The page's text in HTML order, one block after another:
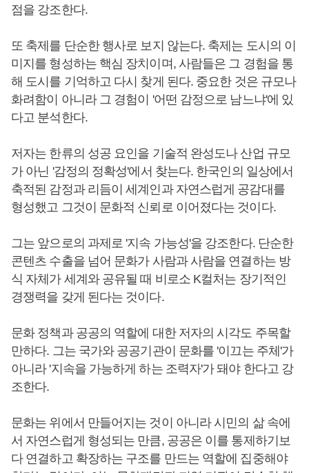
점을 강조한다.
또 축제를 단순한 행사로 보지 않는다. 축제는 도시의 이
미지를 형성하는 핵심 장치이며, 사람들은 그 경험을 통
해 도시를 기억하고 다시 찾게 된다. 중요한 것은 규모나
화려함이 아니라 그 경험이 '어떤 감정으로 남느냐'에 있
다고 분석한다.
저자는 한류의 성공 요인을 기술적 완성도나 산업 규모
가 아닌 '감정의 정확성'에서 찾는다. 한국인의 일상에서
축적된 감정과 리듬이 세계인과 자연스럽게 공감대를
형성했고 그것이 문화적 신뢰로 이어졌다는 것이다.
그는 앞으로의 과제로 '지속 가능성'을 강조한다. 단순한
콘텐츠 수출을 넘어 문화가 사람과 사람을 연결하는 방
식 자체가 세계와 공유될 때 비로소 K컬처는 장기적인
경쟁력을 갖게 된다는 것이다.
문화 정책과 공공의 역할에 대한 저자의 시각도 주목할
만하다. 그는 국가와 공공기관이 문화를 '이끄는 주체'가
아니라 '지속을 가능하게 하는 조력자'가 돼야 한다고 강
조한다.
문화는 위에서 만들어지는 것이 아니라 시민의 삶 속에
서 자연스럽게 형성되는 만큼, 공공은 이를 통제하기보
다 연결하고 확장하는 구조를 만드는 역할에 집중해야